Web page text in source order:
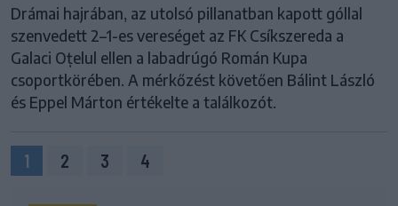
Drámai hajrában, az utolsó pillanatban kapott góllal
szenvedett 2–1-es vereséget az FK Csíkszereda a
Galaci Oțelul ellen a labadrúgó Román Kupa
csoportkörében. A mérkőzést követően Bálint László
és Eppel Márton értékelte a találkozót.
1 2 3 4